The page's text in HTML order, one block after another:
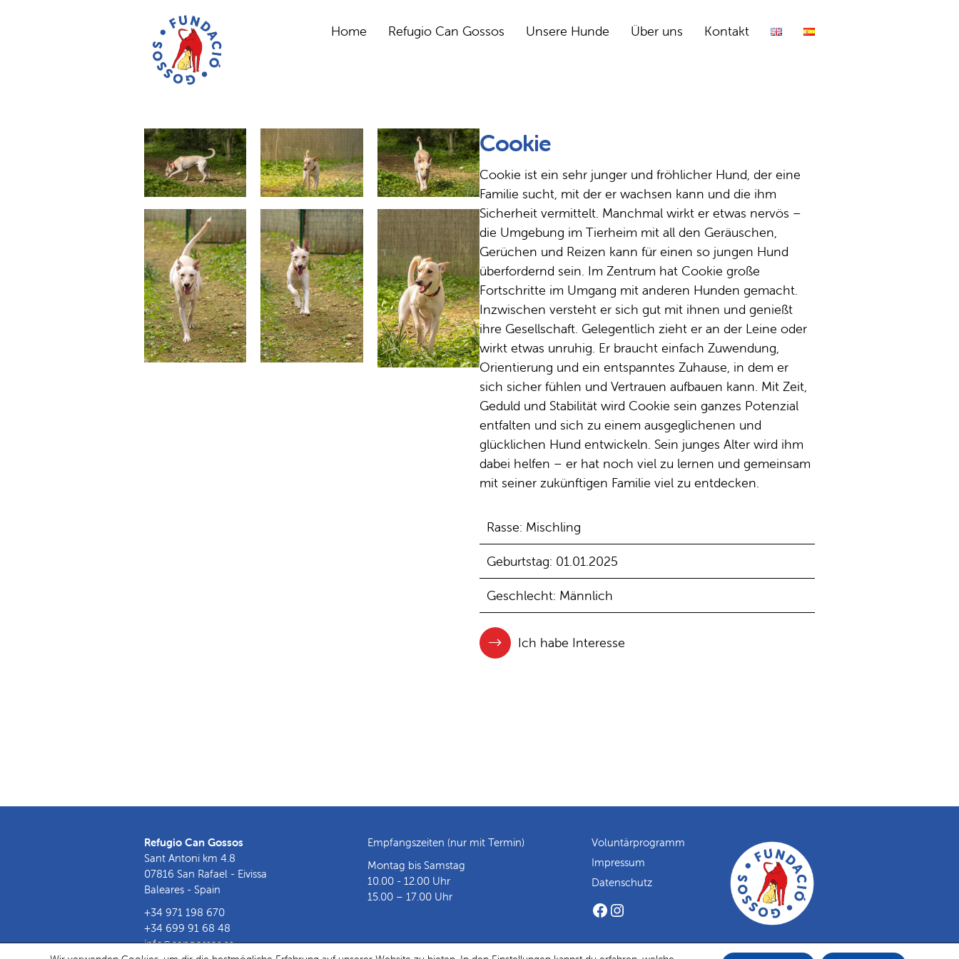
Home Refugio Can Gossos Unsere Hunde Über uns Kontakt
Cookie
Cookie ist ein sehr junger und fröhlicher Hund, der eine
Familie sucht, mit der er wachsen kann und die ihm
Sicherheit vermittelt. Manchmal wirkt er etwas nervös –
die Umgebung im Tierheim mit all den Geräuschen,
Gerüchen und Reizen kann für einen so jungen Hund
überfordernd sein. Im Zentrum hat Cookie große
Fortschritte im Umgang mit anderen Hunden gemacht.
Inzwischen versteht er sich gut mit ihnen und genießt
ihre Gesellschaft. Gelegentlich zieht er an der Leine oder
wirkt etwas unruhig. Er braucht einfach Zuwendung,
Orientierung und ein entspanntes Zuhause, in dem er
sich sicher fühlen und Vertrauen aufbauen kann. Mit Zeit,
Geduld und Stabilität wird Cookie sein ganzes Potenzial
entfalten und sich zu einem ausgeglichenen und
glücklichen Hund entwickeln. Sein junges Alter wird ihm
dabei helfen – er hat noch viel zu lernen und gemeinsam
mit seiner zukünftigen Familie viel zu entdecken.
Rasse: Mischling
Geburtstag: 01.01.2025
Geschlecht: Männlich
Ich habe Interesse
Refugio Can Gossos
Sant Antoni km 4.8
07816 San Rafael - Eivissa
Baleares - Spain
+34 971 198 670
+34 699 91 68 48
info@cangossos.es
Empfangszeiten (nur mit Termin)
Montag bis Samstag
10.00 - 12.00 Uhr
15.00 – 17.00 Uhr
Voluntärprogramm
Impressum
Datenschutz
Facebook
Instagram